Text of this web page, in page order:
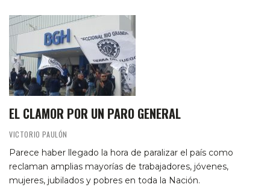
EL CLAMOR POR UN PARO GENERAL
VICTORIO PAULÓN
Parece haber llegado la hora de paralizar el país como
reclaman amplias mayorías de trabajadores, jóvenes,
mujeres, jubilados y pobres en toda la Nación.